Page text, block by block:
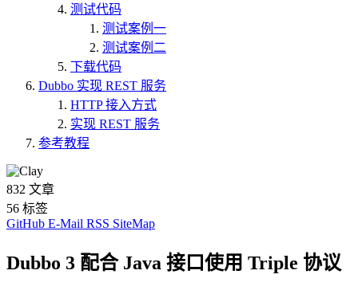
测试代码
测试案例一
测试案例二
下载代码
Dubbo 实现 REST 服务
HTTP 接入方式
实现 REST 服务
参考教程
832 文章
56 标签
GitHub E-Mail RSS SiteMap
Dubbo 3 配合 Java 接口使用 Triple 协议